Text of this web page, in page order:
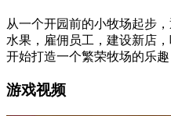
从一个开园前的小牧场起步
水果，雇佣员工，建设新店
开始打造一个繁荣牧场的乐趣
游戏视频